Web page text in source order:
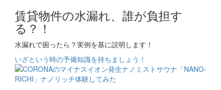
賃貸物件の水漏れ、誰が負担す
る？！
水漏れで困ったら？実例を基に説明します！
いざという時の予備知識を持ちましょう！